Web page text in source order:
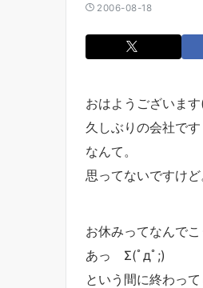
2006-08-18
おはようございま
久しぶりの会社です
なんて。
思ってないですけど
お休みってなんでこ
あっ Σ(ﾟдﾟ;)
という間に終わって